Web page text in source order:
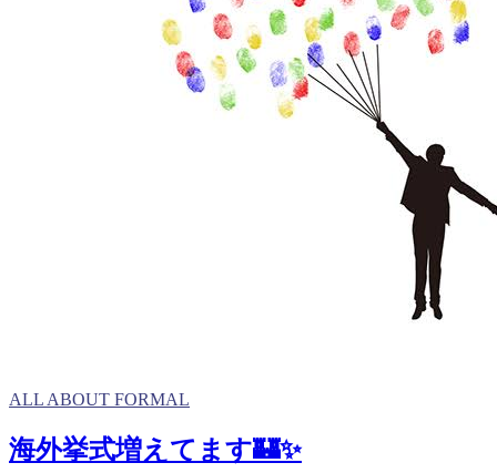
ALL ABOUT FORMAL
海外挙式増えてます🏰✨